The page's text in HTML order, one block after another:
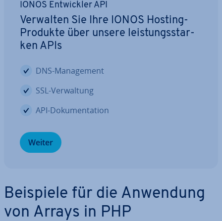
IONOS Ent­wick­ler API
Verwalten Sie Ihre IONOS Hosting-
Produkte über unsere leis­tungs­star­
ken APIs
DNS-Ma­nage­ment
SSL-Ver­wal­tung
API-Do­ku­men­ta­ti­on
Weiter
Beispiele für die Anwendung
von Arrays in PHP